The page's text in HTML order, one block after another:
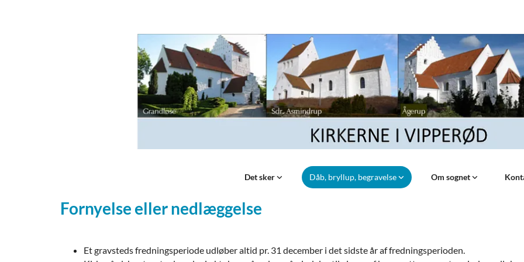
Det sker Dåb, bryllup, begravelse Om sognet
Fornyelse eller nedlæggelse
Et gravsteds fredningsperiode udløber altid pr. 31 december i det sidste år af fredningsperioden.